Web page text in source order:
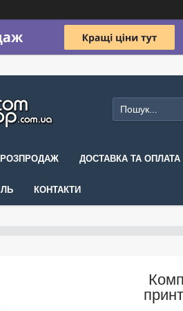
РОЗПРОДАЖ ДОСТАВКА ТА ОПЛАТА
КОНТАКТИ